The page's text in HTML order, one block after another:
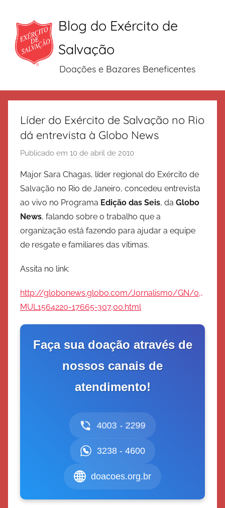
conteúdo
Blog do Exército de
Salvação
Doações e Bazares Beneficentes
Líder do Exército de Salvação no Rio
dá entrevista à Globo News
Publicado em 10 de abril de 2010
r
E
x
é
r
c
d
e
S
l
v
ç
Major Sara Chagas, líder regional do Exército de
Salvação no Rio de Janeiro, concedeu entrevista
ao vivo no Programa Edição das Seis, da Globo
News, falando sobre o trabalho que a
organização está fazendo para ajudar a equipe
de resgate e familiares das vítimas.
Assita no link:
http://globonews.globo.com/Jornalismo/GN/0,,
MUL1564220-17665-307,00.html
Faça sua doação através de
nossos canais de
atendimento!
4003 - 2299
3238 - 4600
doacoes.org.br